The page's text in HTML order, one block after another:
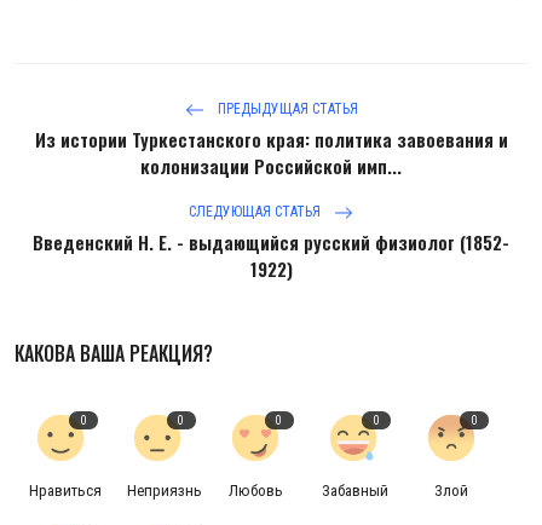
ПРЕДЫДУЩАЯ СТАТЬЯ
Из истории Туркестанского края: политика завоевания и
колонизации Российской имп...
СЛЕДУЮЩАЯ СТАТЬЯ
Введенский Н. Е. - выдающийся русский физиолог (1852-
1922)
КАКОВА ВАША РЕАКЦИЯ?
0
Нравиться
0
Неприязнь
0
Любовь
0
Забавный
0
Злой